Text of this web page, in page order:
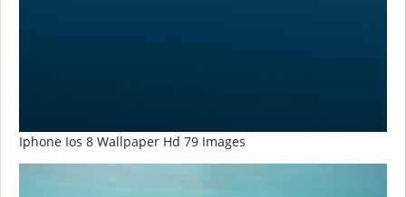
Iphone Ios 8 Wallpaper Hd 79 Images